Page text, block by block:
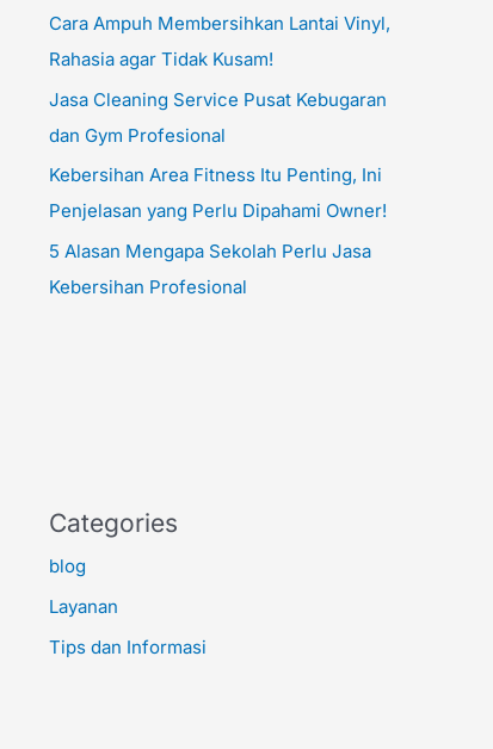
Cara Ampuh Membersihkan Lantai Vinyl,
Rahasia agar Tidak Kusam!
Jasa Cleaning Service Pusat Kebugaran
dan Gym Profesional
Kebersihan Area Fitness Itu Penting, Ini
Penjelasan yang Perlu Dipahami Owner!
5 Alasan Mengapa Sekolah Perlu Jasa
Kebersihan Profesional
Categories
blog
Layanan
Tips dan Informasi